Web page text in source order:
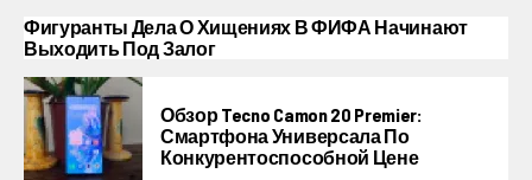
Фигуранты Дела О Хищениях В ФИФА Начинают
Выходить Под Залог
Обзор Tecno Camon 20 Premier:
Смартфона Универсала По
Конкурентоспособной Цене